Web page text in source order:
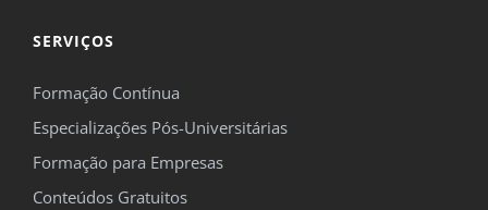
SERVIÇOS
Formação Contínua
Especializações Pós-Universitárias
Formação para Empresas
Conteúdos Gratuitos